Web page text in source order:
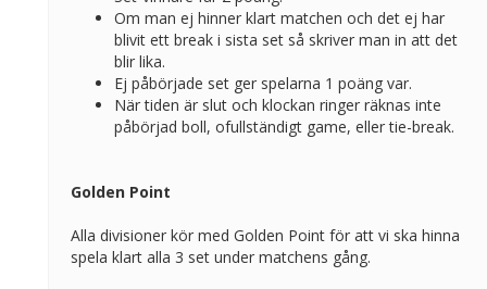
Om man ej hinner klart matchen och det ej har
blivit ett break i sista set så skriver man in att det
blir lika.
Ej påbörjade set ger spelarna 1 poäng var.
När tiden är slut och klockan ringer räknas inte
påbörjad boll, ofullständigt game, eller tie-break.
Golden Point
Alla divisioner kör med Golden Point för att vi ska hinna
spela klart alla 3 set under matchens gång.